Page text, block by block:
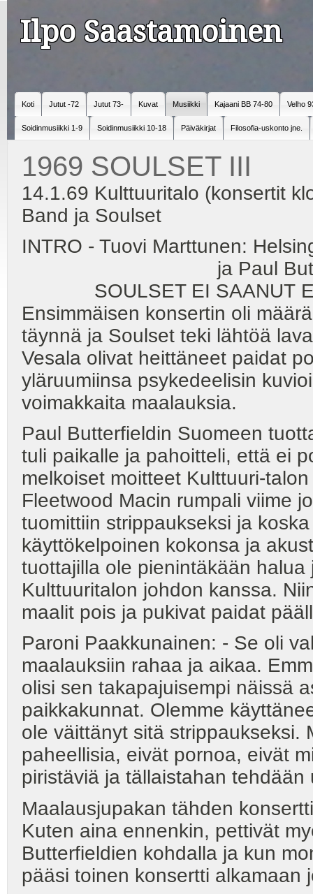
Ilpo Saastamoinen
Koti Jutut -72 Jutut 73- Kuvat Musiikki Kajaani BB 74-80 Velho
Soidinmusiikki 1-9 Soidinmusiikki 10-18 Päiväkirjat Filosofia-uskonto jne.
1969 SOULSET III
14.1.69 Kulttuuritalo (konsertit
Band ja Soulset
INTRO - Tuovi Marttunen:
ja Paul Butterfield
SOULSET EI SAANUT
Ensimmäisen konsertin oli
täynnä ja Soulset teki lähtöä
Vesala olivat heittäneet paidat
yläruumiinsa psykedeelisin
voimakkaita maalauksia.
Paul Butterfieldin Suomeen
tuli paikalle ja pahoitteli, että ei
melkoiset moitteet Kulttuuri-
Fleetwood Macin rumpali viime
tuomittiin strippaukseksi ja
käyttökelpoinen kokonsa ja
tuottajilla ole pienintäkään halua
Kulttuuritalon johdon kanssa.
maalit pois ja pukivat paidat
Paroni Paakkunainen: - Se oli
maalauksiin rahaa ja aikaa.
olisi sen takapajuisempi näissä
paikkakunnat. Olemme
ole väittänyt sitä strippaukseksi.
paheellisia, eivät pornoa, eivät
piristäviä ja tällaistahan
Maalausjupakan tähden
Kuten aina ennenkin, pettivät
Butterfieldien kohdalla ja kun
pääsi toinen konsertti alkamaan